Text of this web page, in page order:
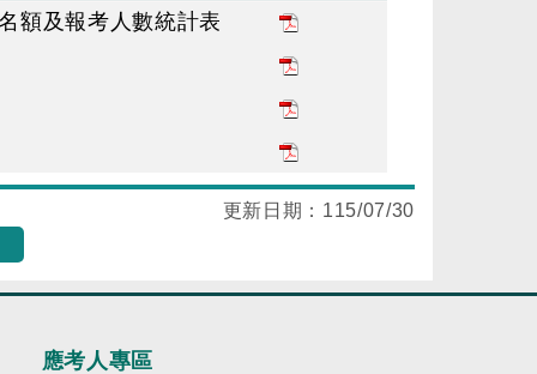
額及報考人數統計表
更新日期： 115/07/30
應考人專區